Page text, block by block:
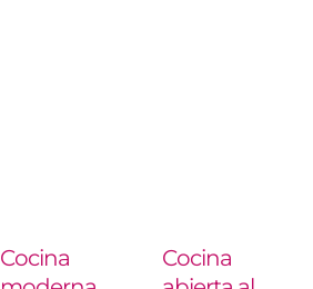
Cocina
Cocina